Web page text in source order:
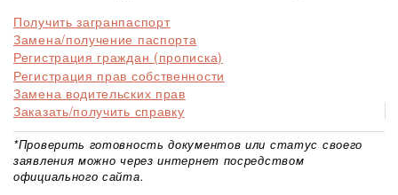
Получить загранпаспорт
Замена/получение паспорта
Регистрация граждан (прописка)
Регистрация прав собственности
Замена водительских прав
Заказать/получить справку
*Проверить готовность документов или статус своего
заявления можно через интернет посредством
официального сайта.